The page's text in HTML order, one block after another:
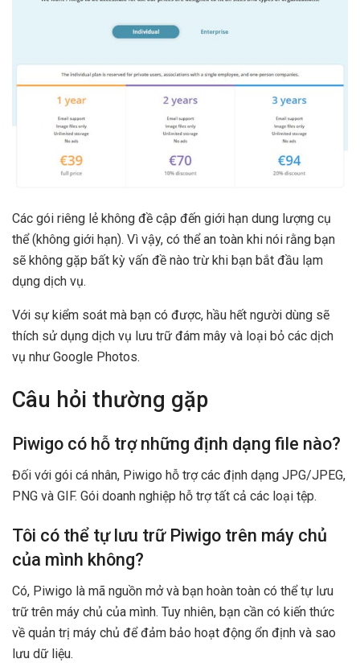
Các gói riêng lẻ không đề cập đến giới hạn dung lượng cụ
thể (không giới hạn). Vì vậy, có thể an toàn khi nói rằng bạn
sẽ không gặp bất kỳ vấn đề nào trừ khi bạn bắt đầu lạm
dụng dịch vụ.
Với sự kiểm soát mà bạn có được, hầu hết người dùng sẽ
thích sử dụng dịch vụ lưu trữ đám mây và loại bỏ các dịch
vụ như Google Photos.
Câu hỏi thường gặp
Piwigo có hỗ trợ những định dạng file nào?
Đối với gói cá nhân, Piwigo hỗ trợ các định dạng JPG/JPEG,
PNG và GIF. Gói doanh nghiệp hỗ trợ tất cả các loại tệp.
Tôi có thể tự lưu trữ Piwigo trên máy chủ
của mình không?
Có, Piwigo là mã nguồn mở và bạn hoàn toàn có thể tự lưu
trữ trên máy chủ của mình. Tuy nhiên, bạn cần có kiến thức
về quản trị máy chủ để đảm bảo hoạt động ổn định và sao
lưu dữ liệu.